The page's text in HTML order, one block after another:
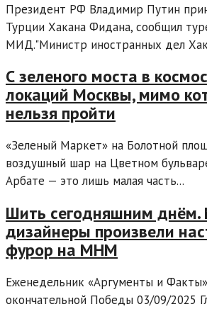
Президент РФ Владимир Путин
Турции Хакана Фидана, сообщил
МИД."Министр иностранных дел
С зеленого моста в
локаций Москвы, мимо
нельзя пройти
«Зеленый Маркет» на Болотной
воздушный шар на Цветном
Арбате — это лишь малая часть...
Шить сегодняшним
дизайнеры произвели
фурор на МНМ
Еженедельник «Аргументы и
окончательной Победы 03/09/2025